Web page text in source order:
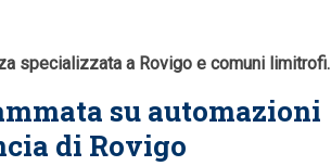
specializzata a Rovigo e comuni limitrofi.
su automazioni
di Rovigo